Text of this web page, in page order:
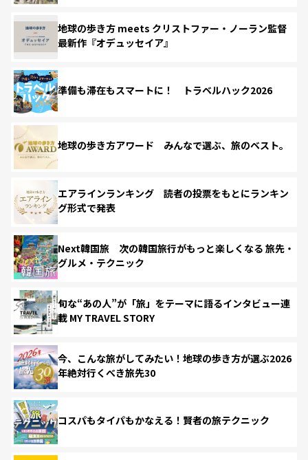
地球の歩き方 meets クリストファー・ノーラン監督
最新作『オデュッセイア』
準備も滞在もスマートに！ トラベルハック2026
地球の歩き方アワード みんなで選ぶ、旅のベスト。
エアラインランキング 読者の投票をもとにランキン
グ形式で発表
Next韓国旅 次の韓国旅行がもっと楽しくなる 旅先・
グルメ・テクニック
旬な“あの人”が「旅」をテーマに語るインタビュー連
載 MY TRAVEL STORY
今、こんな旅がしてみたい！地球の歩き方が選ぶ2026
年絶対行くべき旅先30
コスパもタイパもかなえる！賢者の旅テクニック